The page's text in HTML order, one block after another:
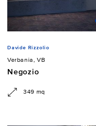
Davide Rizzolio
Verbania, VB
Negozio
349 mq